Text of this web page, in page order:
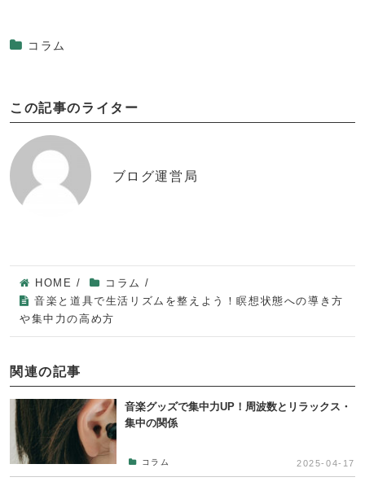
コラム
この記事のライター
ブログ運営局
HOME / コラム /
音楽と道具で生活リズムを整えよう！瞑想状態への導き方
や集中力の高め方
関連の記事
音楽グッズで集中力UP！周波数とリラックス・
集中の関係
コラム 2025-04-17